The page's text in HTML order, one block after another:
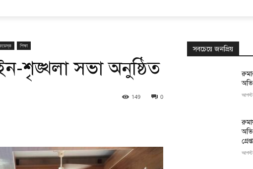
শিক্ষা
শৃঙ্খলা সভা অনুষ্ঠিত
0
149
সবচেয়ে জনপ্রিয়